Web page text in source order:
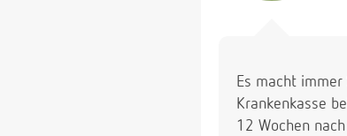
Es macht
Krankenkasse
12 Wochen